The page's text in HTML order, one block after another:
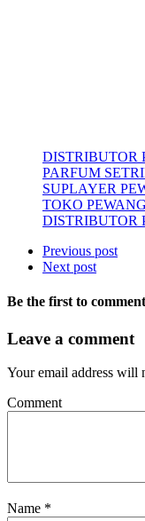
DISTRIBUTOR
PARFUM
SUPLAYER
TOKO
DISTRIBUTOR
Previous post
Next post
Be the first to comment
Leave a comment
Your email address will
Comment
Name *